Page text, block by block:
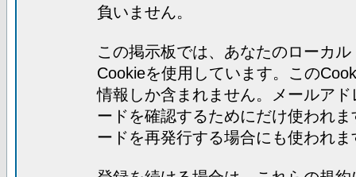
負いません。
この掲示板では、あなたのローカ
Cookieを使用しています。この
情報しか含まれません。メールア
ードを確認するためにだけ使われ
ードを再発行する場合にも使われま